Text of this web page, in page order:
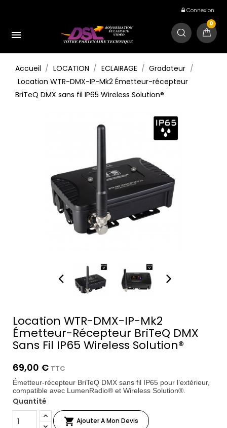
Connexion

0
Accueil LOCATION ECLAIRAGE
Gradateur
Location WTR-DMX-IP-Mk2 Émetteur-récepteur
BriTeQ DMX sans fil IP65 Wireless Solution®
Location WTR-DMX-IP-Mk2
Émetteur-Récepteur BriTeQ DMX
Sans Fil IP65 Wireless Solution®
69,00 € TTC
Émetteur-récepteur BriTeQ DMX sans fil IP65 pour l’extérieur,
compatible avec LumenRadio® et Wireless Solution®.
Quantité
 Ajouter A Mon Devis